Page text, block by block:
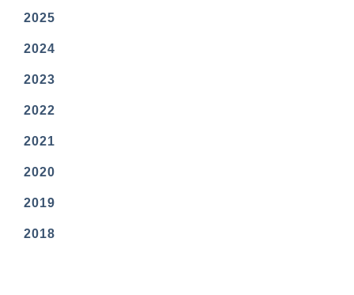
2025
2024
2023
2022
2021
2020
2019
2018